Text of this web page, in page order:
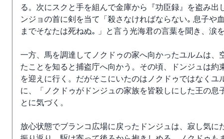
る。次にスクと手を組んで金庫から『功臣録』を盗み
ンジョの首に剣を当て「殺さなければならない｡ 息子や
までそなたは死ねぬ｡ 」と言う光海君の言葉を聞き、涙
一方、馬を調達してノクドゥの家へ向かったユルムは
たことを知ると捕盗庁へ向かう。その頃、ドンジュは
を迎えに行く。だがそこにいたのはノクドゥではなく
に、「ノクドゥがドンジュの家族を皆殺しにした王の
とに気づく。
放心状態でブランコ広場に戻ったドンジュは、寂し気